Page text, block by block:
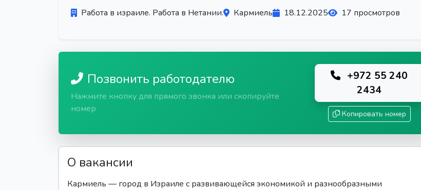
Работа в израиле. Работа в Нетании. Кармиель 18.12.2025 17 просмотров
Позвонить работодателю
Нажмите кнопку для прямого звонка или скопируйте
номер
+972 55 240
2434
Копировать номер
О вакансии
Кармиель — город в Израиле с развивающейся экономикой и разнообразными